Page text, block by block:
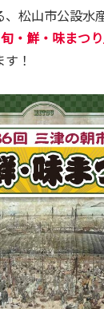
松山市公設水
・鮮・味まつり
！